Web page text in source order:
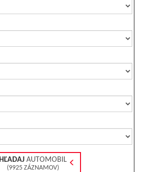
HĽADAJAUTOMOBIL
(9925 ZÁZNAMOV)